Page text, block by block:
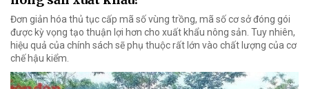
Đơn giản hóa thủ tục cấp mã số vùng trồng, mã số cơ sở đóng gói
được kỳ vọng tạo thuận lợi hơn cho xuất khẩu nông sản. Tuy nhiên,
hiệu quả của chính sách sẽ phụ thuộc rất lớn vào chất lượng của cơ
chế hậu kiểm.